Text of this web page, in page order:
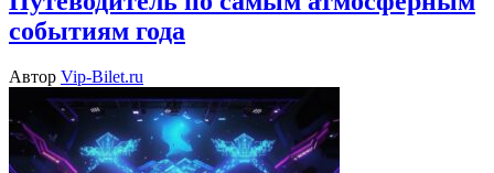
событиям года
Автор Vip-Bilet.ru